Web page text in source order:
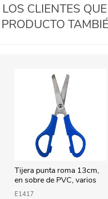
LOS CLIENTES
PRODUCTO
Tijera punta roma 13cm,
en sobre de PVC, varios
colores
E1417